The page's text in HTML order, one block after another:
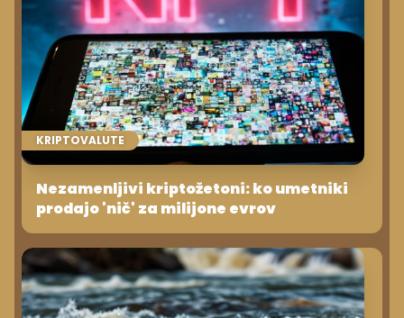
KRIPTOVALUTE
Nezamenljivi kriptožetoni: ko umetniki
prodajo 'nič' za milijone evrov